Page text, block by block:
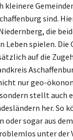
kleinere
sind.
die
Leben spielen. Die
auf die
nur geo-
stellt auch
her. So
oder sogar aus
unter der